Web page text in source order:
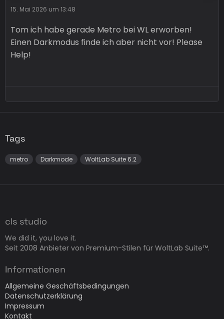
15. Mai 2026 um 13:48
Tom ich habe gerade Metro bei WL erworben!
Einen Darkmodus finde ich aber nicht vor! Please
Help!
Tags
metro Darkmode WoltLab Suite 6.2
cls studio
We did it, you love it.
Seit 2008 Anbieter von Premium-Stilen für WoltLab Suite™.
Informationen
Allgemeine Geschäftsbedingungen
Datenschutzerklärung
Impressum
Kontakt